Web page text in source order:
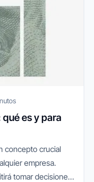
es y para
concepto crucial
empresa.
tomar decisiones